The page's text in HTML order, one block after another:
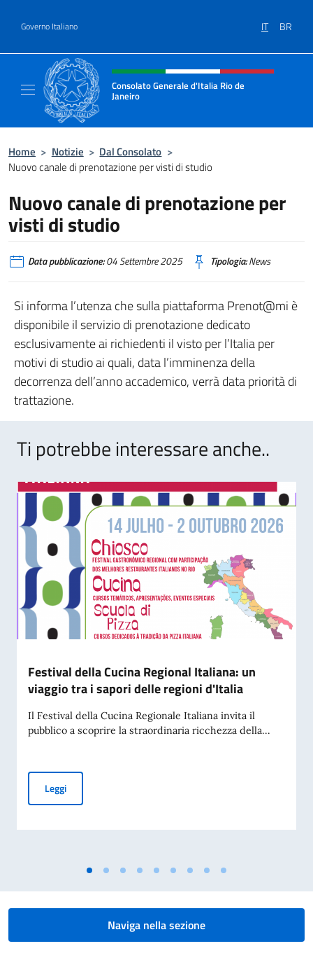
Governo Italiano IT BR
Intestazione sito, social e menù
Consolato Generale d'Italia Rio de
Janeiro
Home > Notizie > Dal Consolato >
Nuovo canale di prenotazione per visti di studio
Nuovo canale di prenotazione per
visti di studio
Data pubblicazione:04 Settembre 2025 Tipologia:News
Si informa l’utenza che sulla piattaforma Prenot@mi è
disponibile il servizio di prenotazione dedicato
esclusivamente ai richiedenti il visto per l’Italia per
motivi di studio ai quali, data l’imminenza della
decorrenza dell’anno accademico, verrà data priorità di
trattazione.
Ti potrebbe interessare anche..
Festival della Cucina Regional Italiana: un
viaggio tra i sapori delle regioni d'Italia
Il Festival della Cucina Regionale Italiana invita il
pubblico a scoprire la straordinaria ricchezza della...
LeggiFestival della Cucina Regional Italiana: un viaggio tra i
Naviga nella sezione